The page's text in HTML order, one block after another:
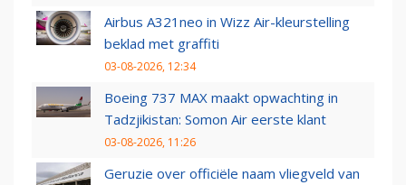
Airbus A321neo in Wizz Air-kleurstelling
beklad met graffiti
03-08-2026, 12:34
Boeing 737 MAX maakt opwachting in
Tadzjikistan: Somon Air eerste klant
03-08-2026, 11:26
Geruzie over officiële naam vliegveld van